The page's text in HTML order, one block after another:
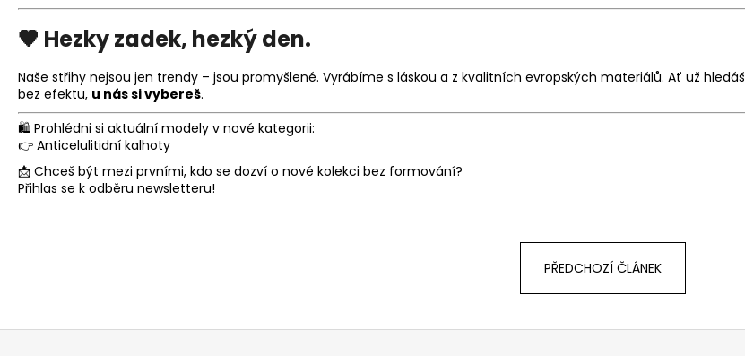
🖤 Hezky zadek, hezký den.
Naše střihy nejsou jen trendy – jsou promyšlené. Vyrábíme s láskou a z kvalitních evropských materiálů. Ať už hledáš
bez efektu, u nás si vybereš.
🛍 Prohlédni si aktuální modely v nové kategorii:
👉 Anticelulitidní kalhoty
📩 Chceš být mezi prvními, kdo se dozví o nové kolekci bez formování?
Přihlas se k odběru newsletteru!
PŘEDCHOZÍ ČLÁNEK
Z